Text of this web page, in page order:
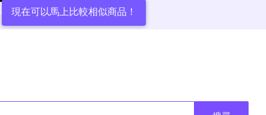
現在可以馬上比較相似商品！